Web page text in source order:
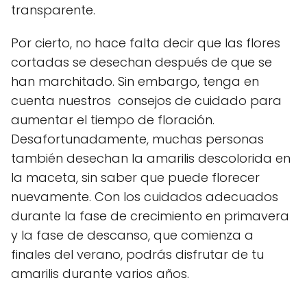
transparente.
Por cierto, no hace falta decir que las flores
cortadas se desechan después de que se
han marchitado. Sin embargo, tenga en
cuenta nuestros consejos de cuidado para
aumentar el tiempo de floración.
Desafortunadamente, muchas personas
también desechan la amarilis descolorida en
la maceta, sin saber que puede florecer
nuevamente. Con los cuidados adecuados
durante la fase de crecimiento en primavera
y la fase de descanso, que comienza a
finales del verano, podrás disfrutar de tu
amarilis durante varios años.